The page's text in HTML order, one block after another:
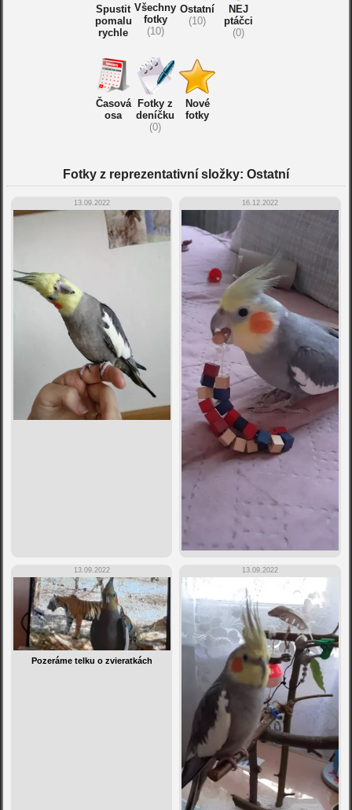
Spustit
pomalu
rychle
Všechny
fotky
(10)
Ostatní
(10)
NEJ
ptáčci
(0)
Časová
osa
Fotky z
deníčku
(0)
Nové
fotky
Fotky z reprezentativní složky: Ostatní
13.09.2022 16.12.2022
13.09.2022
Pozeráme telku o zvieratkách
13.09.2022